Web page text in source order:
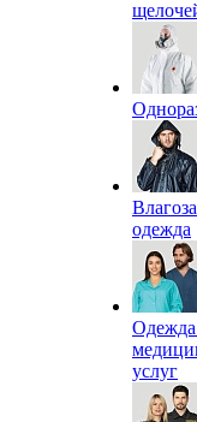
одежда
Одежда
услуг